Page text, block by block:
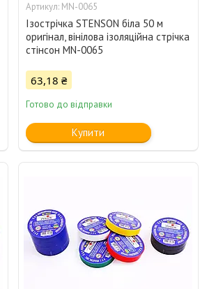
MN-0065
Ізострічка STENSON біла 50 м
оригінал, вінілова ізоляційна стрічка
стінсон MN-0065
63,18 ₴
Готово до відправки
Купити